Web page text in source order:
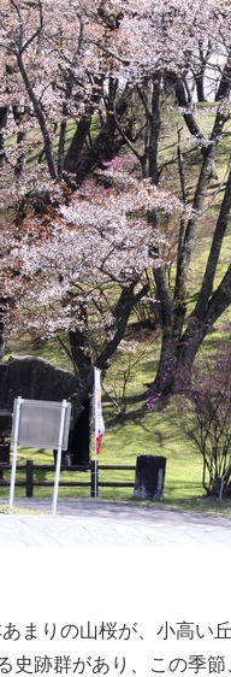
まりの山桜が、小高
史跡群があり、この季